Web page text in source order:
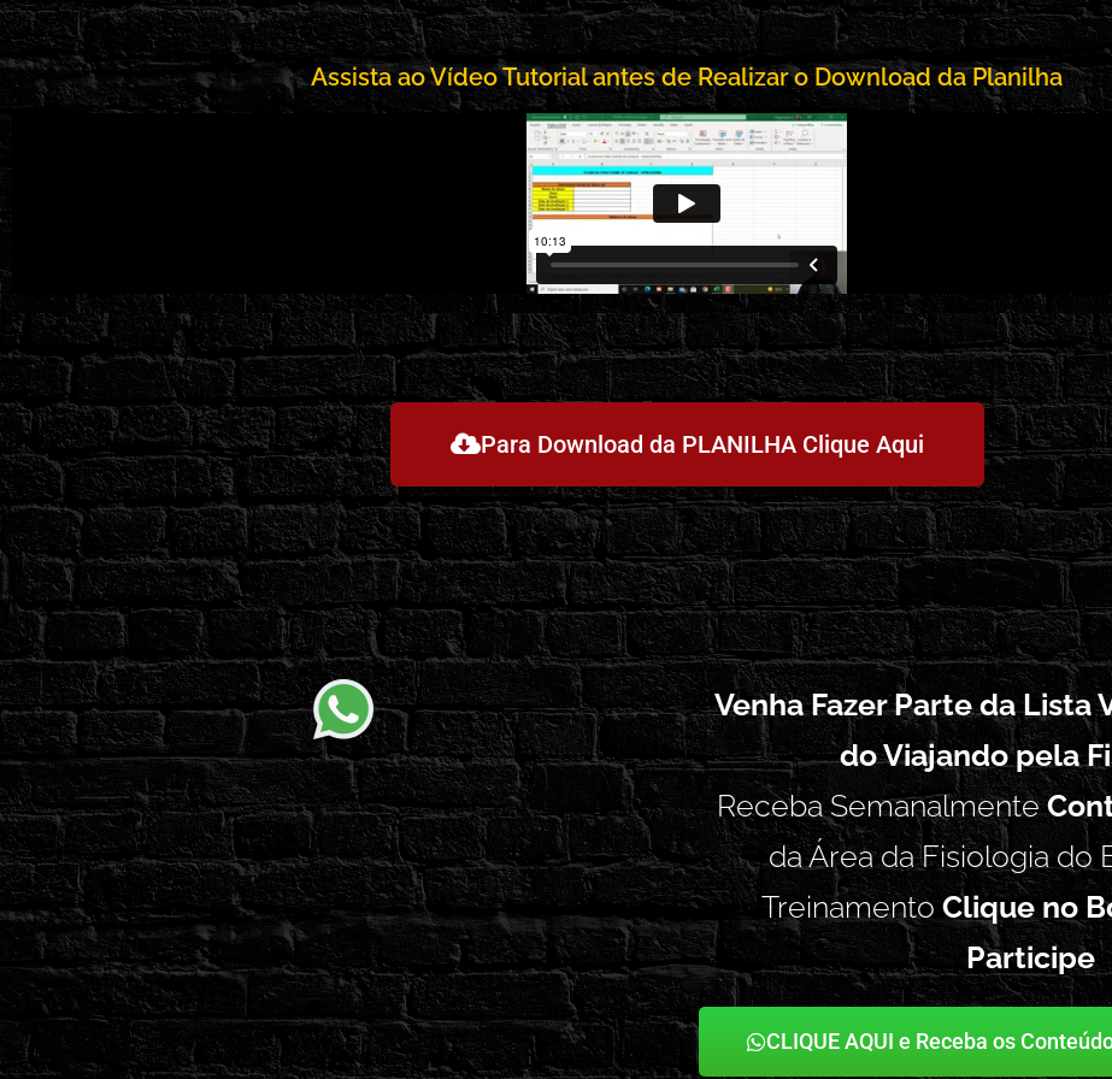
Assista ao Vídeo Tutorial antes de Realizar o Download da Planilha
Para Download da PLANILHA Clique Aqui
Venha Fazer Parte da Lista
do Viajando pela
Receba Semanalmente
da Área da Fisiologia do
Treinamento Clique no
Participe
CLIQUE AQUI e Receba os